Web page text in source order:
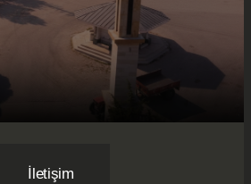
İletişim